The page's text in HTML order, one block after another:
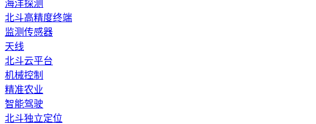
海洋探测
北斗高精度终端
监测传感器
天线
北斗云平台
机械控制
精准农业
智能驾驶
北斗独立定位